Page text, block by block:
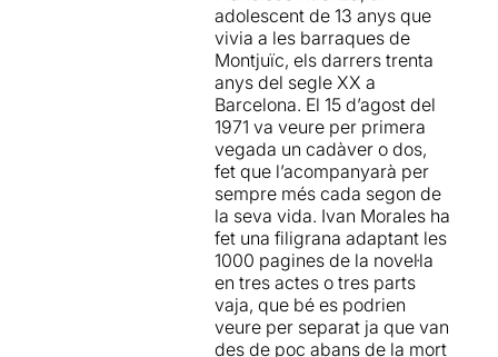
gran versatilitat que manté
el públic que omplia la sala
Fabià Puigserver del Teatre
Lliure de Montjuic clavat a
les cadires durant les més
de quatre hores que dura
l’espectacle.
tot i que la durada de
l'espectacle és llarga, una
primera part 1 h 20' amb una
pausa de 15', una segona
part de 1 h 25' amb una
pausa de 15' i una tercera
part d'1 h 05', no es fa per
res gens pesada.
El día del Watusi narra les
aventures de Fernando
Atienza,un jove arribista
que creix en les xaboles de
Montjuïc i descobreix, les
diferents cares de la
adolescent de 13 anys que
vivia a les barraques de
Montjuïc, els darrers trenta
anys del segle XX a
Barcelona. El 15 d’agost del
1971 va veure per primera
vegada un cadàver o dos,
fet que l’acompanyarà per
sempre més cada segon de
la seva vida. Ivan Morales ha
fet una filigrana adaptant les
1000 pagines de la novel·la
en tres actes o tres parts
vaja, que bé es podrien
veure per separat ja que van
des de poc abans de la mort